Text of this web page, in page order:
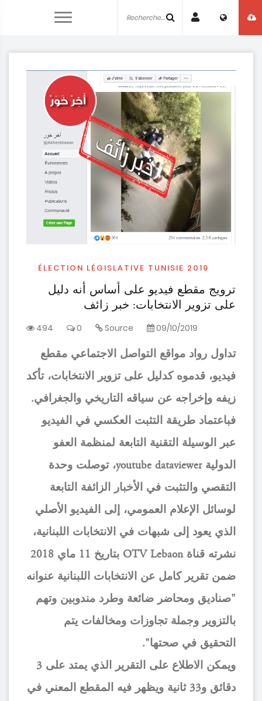
ÉLECTION LÉGISLATIVE TUNISIE 2019
ترويج مقطع فيديو على أساس أنه دليل
على تزوير الانتخابات: خبر زائف
494 0 Source 09/10/2019
تداول رواد مواقع التواصل الاجتماعي مقطع
فيديو، قدموه كدليل على تزوير الانتخابات، تأكد
زيفه وإخراجه عن سياقه التاريخي والجغرافي.
فباعتماد طريقة التثبت العكسي في الفيديو
عبر الوسيلة التقنية التابعة لمنظمة العفو
الدولية youtube dataviewer، توصلت وحدة
التقصي والتثبت في الأخبار الزائفة التابعة
لوسائل الإعلام العمومي، إلى الفيديو الأصلي
الذي يعود إلى شبهات في الانتخابات اللبنانية،
نشرته قناة OTV Lebaon بتاريخ 11 ماي 2018
ضمن تقرير كامل عن الانتخابات اللبنانية عنوانه
"صناديق ومحاضر ضائعة وطرد مندوبين وتهم
بالتزوير وجملة تجاوزات ومخالفات يتم
التحقيق في صحتها".
ويمكن الاطلاع على التقرير الذي يمتد على 3
دقائق و33 ثانية ويظهر فيه المقطع المعني في